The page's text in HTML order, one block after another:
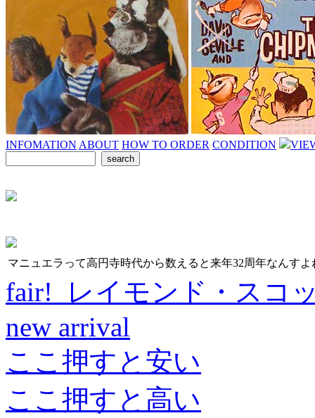
INFOMATION ABOUT HOW TO ORDER CONDITION
マニュエラって高円寺時代から数えると来年32周年なんすよ
fair! レイモンド・スコ
new arrival
ここ押すと安い
ここ押すと高い